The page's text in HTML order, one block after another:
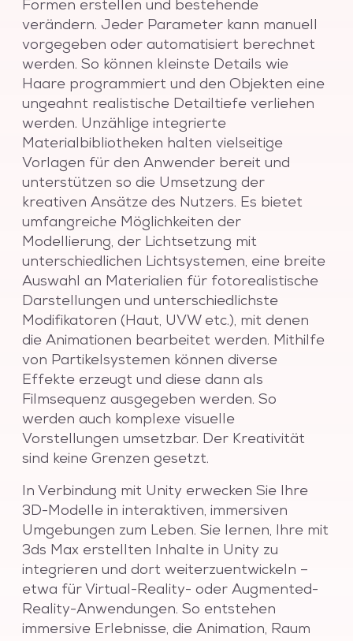
Formen erstellen und bestehende
verändern. Jeder Parameter kann manuell
vorgegeben oder automatisiert berechnet
werden. So können kleinste Details wie
Haare programmiert und den Objekten eine
ungeahnt realistische Detailtiefe verliehen
werden. Unzählige integrierte
Materialbibliotheken halten vielseitige
Vorlagen für den Anwender bereit und
unterstützen so die Umsetzung der
kreativen Ansätze des Nutzers. Es bietet
umfangreiche Möglichkeiten der
Modellierung, der Lichtsetzung mit
unterschiedlichen Lichtsystemen, eine breite
Auswahl an Materialien für fotorealistische
Darstellungen und unterschiedlichste
Modifikatoren (Haut, UVW etc.), mit denen
die Animationen bearbeitet werden. Mithilfe
von Partikelsystemen können diverse
Effekte erzeugt und diese dann als
Filmsequenz ausgegeben werden. So
werden auch komplexe visuelle
Vorstellungen umsetzbar. Der Kreativität
sind keine Grenzen gesetzt.
In Verbindung mit Unity erwecken Sie Ihre
3D-Modelle in interaktiven, immersiven
Umgebungen zum Leben. Sie lernen, Ihre mit
3ds Max erstellten Inhalte in Unity zu
integrieren und dort weiterzuentwickeln –
etwa für Virtual-Reality- oder Augmented-
Reality-Anwendungen. So entstehen
immersive Erlebnisse, die Animation, Raum